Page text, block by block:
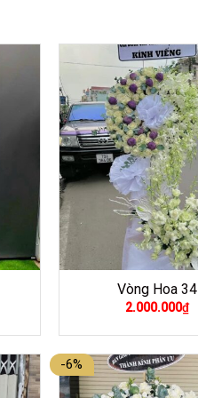
Vòng Hoa 34
2.000.000₫
-6%